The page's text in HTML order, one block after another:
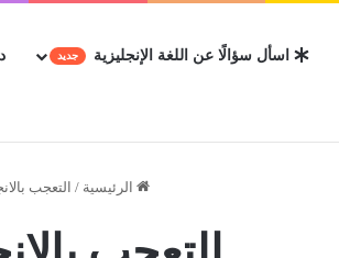
اسأل سؤالًا عن اللغة الإنجليزية جديد
الرئيسية / التعجب